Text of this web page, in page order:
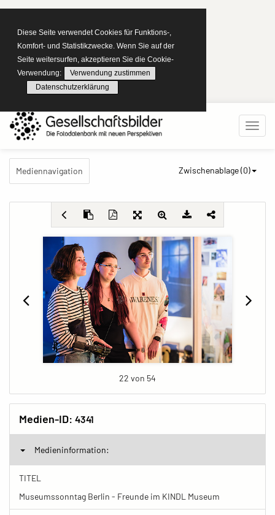
Diese Seite verwendet Cookies für Funktions-,
Komfort- und Statistikzwecke. Wenn Sie auf der
Seite weitersurfen, akzeptieren Sie die Cookie-
Verwendung:
Verwendung zustimmen
Datenschutzerklärung
Mediennavigation Zwischenablage (0)
22 von 54
Medien-ID: 4341
Medieninformation:
TITEL
Museumssonntag Berlin - Freunde im KINDL Museum